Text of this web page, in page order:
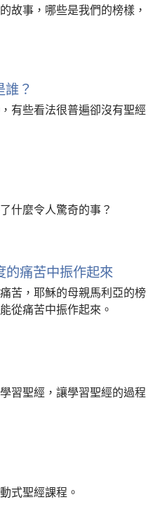
故事，哪些是我們的榜樣，
？
有些看法很普遍卻沒有聖經
什麼令人驚奇的事？
痛苦中振作起來
苦，耶穌的母親馬利亞的榜
從痛苦中振作起來。
習聖經，讓學習聖經的過程
式聖經課程。